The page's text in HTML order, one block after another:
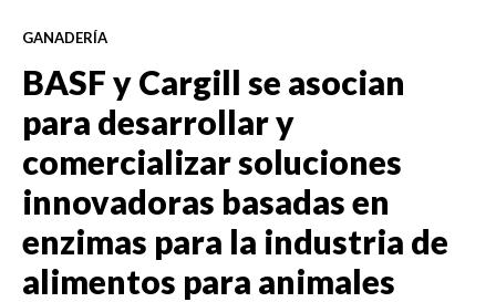
GANADERÍA
BASF y Cargill se asocian
para desarrollar y
comercializar soluciones
innovadoras basadas en
enzimas para la industria de
alimentos para animales